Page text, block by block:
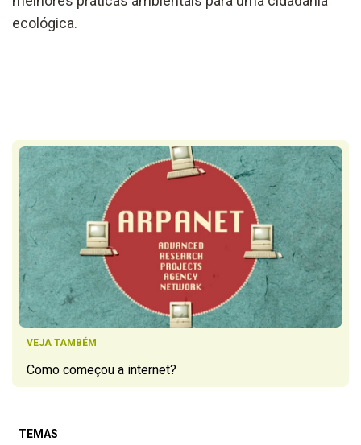
ecológica.
VEJA TAMBÉM
Como começou a internet?
TEMAS